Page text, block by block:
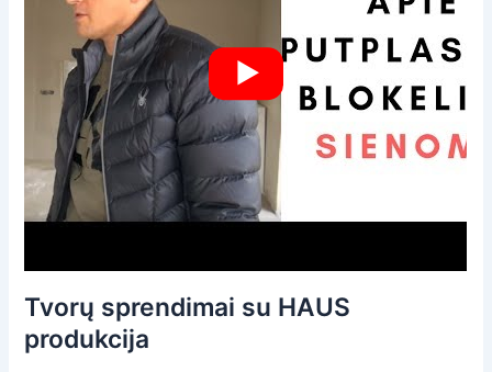
Tvorų sprendimai su HAUS
produkcija